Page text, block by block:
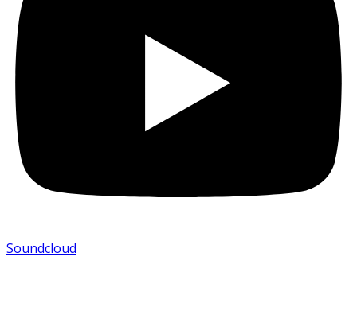
Soundcloud